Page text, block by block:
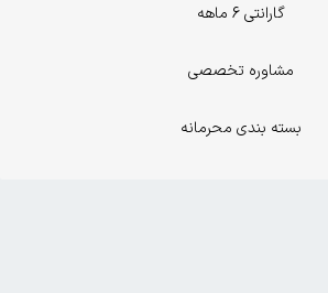
گارانتی 6 ماهه
مشاوره تخصصی
بسته بندی محرمانه